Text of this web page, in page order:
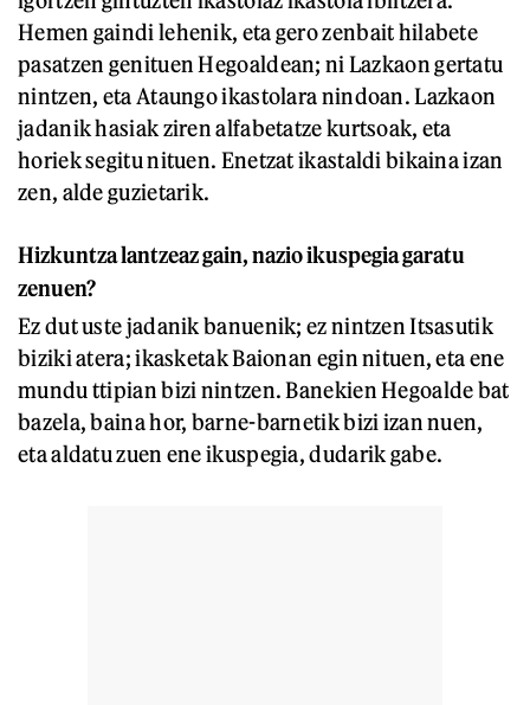
Hemen gaindi lehenik, eta gero zenbait hilabete
pasatzen genituen Hegoaldean; ni Lazkaon gertatu
nintzen, eta Ataungo ikastolara nindoan. Lazkaon
jadanik hasiak ziren alfabetatze kurtsoak, eta
horiek segitu nituen. Enetzat ikastaldi bikaina izan
zen, alde guzietarik.
Hizkuntza lantzeaz gain, nazio ikuspegia garatu
zenuen?
Ez dut uste jadanik banuenik; ez nintzen Itsasutik
biziki atera; ikasketak Baionan egin nituen, eta ene
mundu ttipian bizi nintzen. Banekien Hegoalde bat
bazela, baina hor, barne-barnetik bizi izan nuen,
eta aldatu zuen ene ikuspegia, dudarik gabe.